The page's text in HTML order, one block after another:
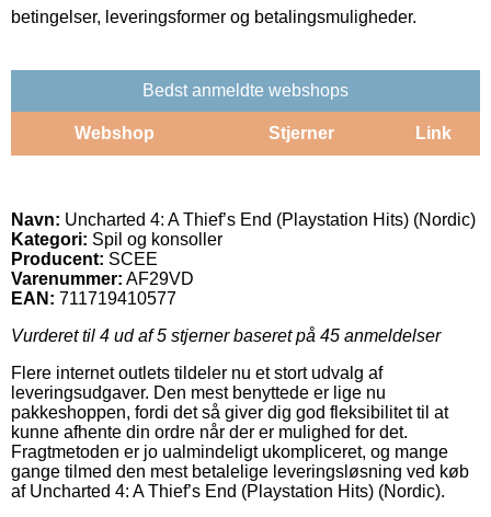
betingelser, leveringsformer og betalingsmuligheder.
Bedst anmeldte webshops
Webshop Stjerner Link
Navn: Uncharted 4: A Thief’s End (Playstation Hits) (Nordic)
Kategori: Spil og konsoller
Producent: SCEE
Varenummer: AF29VD
EAN: 711719410577
Vurderet til 4 ud af 5 stjerner baseret på 45 anmeldelser
Flere internet outlets tildeler nu et stort udvalg af
leveringsudgaver. Den mest benyttede er lige nu
pakkeshoppen, fordi det så giver dig god fleksibilitet til at
kunne afhente din ordre når der er mulighed for det.
Fragtmetoden er jo ualmindeligt ukompliceret, og mange
gange tilmed den mest betalelige leveringsløsning ved køb
af Uncharted 4: A Thief’s End (Playstation Hits) (Nordic).